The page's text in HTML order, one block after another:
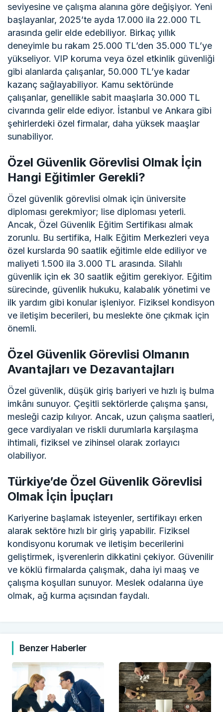
seviyesine ve çalışma alanına göre değişiyor. Yeni
başlayanlar, 2025’te ayda 17.000 ila 22.000 TL
arasında gelir elde edebiliyor. Birkaç yıllık
deneyimle bu rakam 25.000 TL’den 35.000 TL’ye
yükseliyor. VIP koruma veya özel etkinlik güvenliği
gibi alanlarda çalışanlar, 50.000 TL’ye kadar
kazanç sağlayabiliyor. Kamu sektöründe
çalışanlar, genellikle sabit maaşlarla 30.000 TL
civarında gelir elde ediyor. İstanbul ve Ankara gibi
şehirlerdeki özel firmalar, daha yüksek maaşlar
sunabiliyor.
Özel Güvenlik Görevlisi Olmak İçin
Hangi Eğitimler Gerekli?
Özel güvenlik görevlisi olmak için üniversite
diploması gerekmiyor; lise diploması yeterli.
Ancak, Özel Güvenlik Eğitim Sertifikası almak
zorunlu. Bu sertifika, Halk Eğitim Merkezleri veya
özel kurslarda 90 saatlik eğitimle elde ediliyor ve
maliyeti 1.500 ila 3.000 TL arasında. Silahlı
güvenlik için ek 30 saatlik eğitim gerekiyor. Eğitim
sürecinde, güvenlik hukuku, kalabalık yönetimi ve
ilk yardım gibi konular işleniyor. Fiziksel kondisyon
ve iletişim becerileri, bu meslekte öne çıkmak için
önemli.
Özel Güvenlik Görevlisi Olmanın
Avantajları ve Dezavantajları
Özel güvenlik, düşük giriş bariyeri ve hızlı iş bulma
imkânı sunuyor. Çeşitli sektörlerde çalışma şansı,
mesleği cazip kılıyor. Ancak, uzun çalışma saatleri,
gece vardiyaları ve riskli durumlarla karşılaşma
ihtimali, fiziksel ve zihinsel olarak zorlayıcı
olabiliyor.
Türkiye’de Özel Güvenlik Görevlisi
Olmak İçin İpuçları
Kariyerine başlamak isteyenler, sertifikayı erken
alarak sektöre hızlı bir giriş yapabilir. Fiziksel
kondisyonu korumak ve iletişim becerilerini
geliştirmek, işverenlerin dikkatini çekiyor. Güvenilir
ve köklü firmalarda çalışmak, daha iyi maaş ve
çalışma koşulları sunuyor. Meslek odalarına üye
olmak, ağ kurma açısından faydalı.
Benzer Haberler